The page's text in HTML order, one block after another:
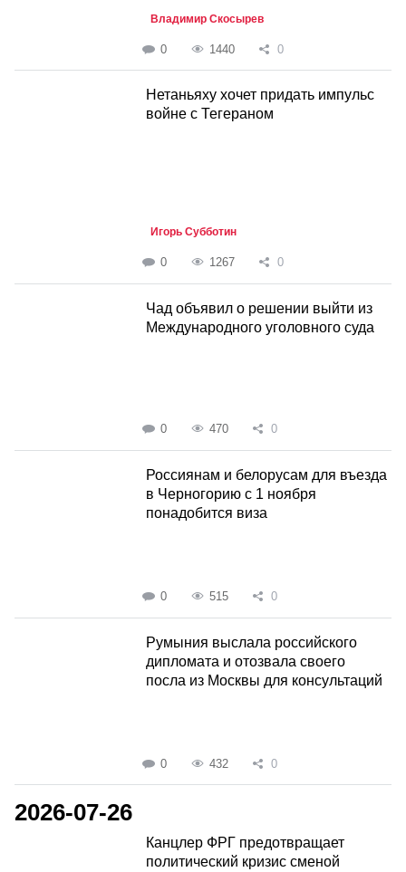
Владимир Скосырев
0 1440 0
Нетаньяху хочет придать импульс
войне с Тегераном
Игорь Субботин
0 1267 0
Чад объявил о решении выйти из
Международного уголовного суда
0 470 0
Россиянам и белорусам для въезда
в Черногорию с 1 ноября
понадобится виза
0 515 0
Румыния выслала российского
дипломата и отозвала своего
посла из Москвы для консультаций
0 432 0
2026-07-26
Канцлер ФРГ предотвращает
политический кризис сменой